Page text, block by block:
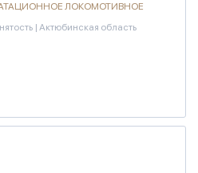
ЛОКОМОТИВНОЕ
| Актюбинская область